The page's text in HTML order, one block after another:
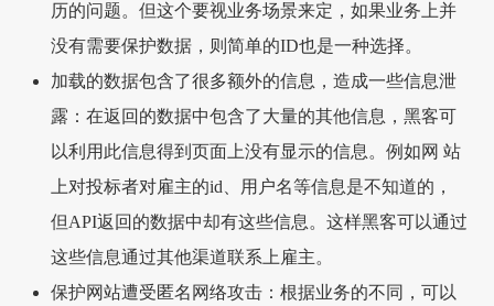
历的问题。但这个要视业务场景来定，如果业务上并
没有需要保护数据，则简单的ID也是一种选择。
加载的数据包含了很多额外的信息，造成一些信息泄
露：在返回的数据中包含了大量的其他信息，黑客可
以利用此信息得到页面上没有显示的信息。例如网 站
上对投标者对雇主的id、用户名等信息是不知道的，
但API返回的数据中却有这些信息。这样黑客可以通过
这些信息通过其他渠道联系上雇主。
保护网站遭受匿名网络攻击：根据业务的不同，可以